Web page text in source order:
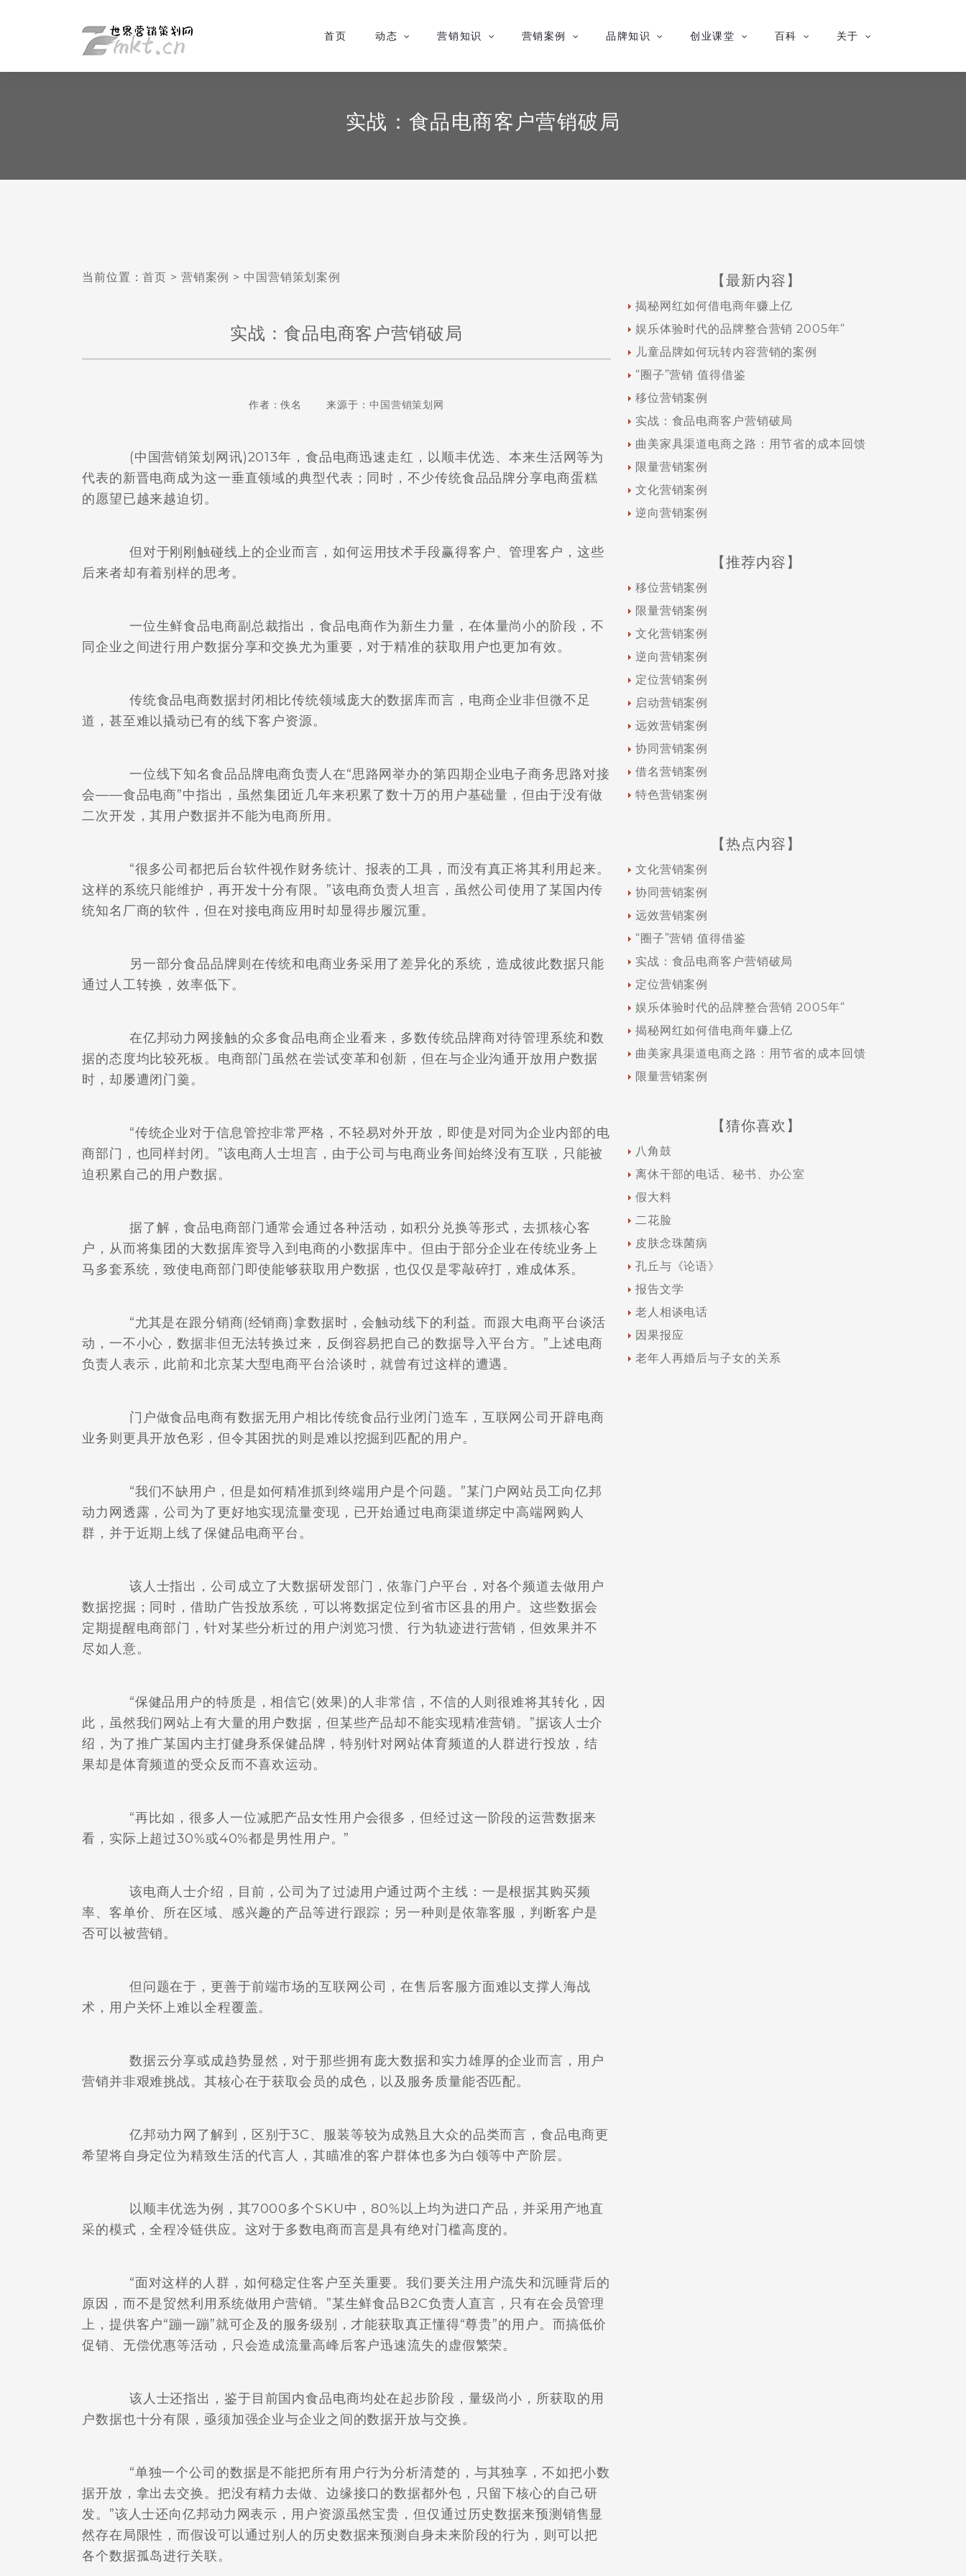
首页 动态 营销知识 营销案例 品牌知识 创业课堂 百科 关于
实战：食品电商客户营销破局
当前位置：首页 > 营销案例 > 中国营销策划案例
实战：食品电商客户营销破局
作者：佚名 来源于： 中国营销策划网
(中国营销策划网讯)2013年，食品电商迅速走红，以顺丰优选、本来生活网等为
代表的新晋电商成为这一垂直领域的典型代表；同时，不少传统食品品牌分享电商蛋糕
的愿望已越来越迫切。
但对于刚刚触碰线上的企业而言，如何运用技术手段赢得客户、管理客户，这些
后来者却有着别样的思考。
一位生鲜食品电商副总裁指出，食品电商作为新生力量，在体量尚小的阶段，不
同企业之间进行用户数据分享和交换尤为重要，对于精准的获取用户也更加有效。
传统食品电商数据封闭相比传统领域庞大的数据库而言，电商企业非但微不足
道，甚至难以撬动已有的线下客户资源。
一位线下知名食品品牌电商负责人在“思路网举办的第四期企业电子商务思路对接
会——食品电商”中指出，虽然集团近几年来积累了数十万的用户基础量，但由于没有做
二次开发，其用户数据并不能为电商所用。
“很多公司都把后台软件视作财务统计、报表的工具，而没有真正将其利用起来。
这样的系统只能维护，再开发十分有限。”该电商负责人坦言，虽然公司使用了某国内传
统知名厂商的软件，但在对接电商应用时却显得步履沉重。
另一部分食品品牌则在传统和电商业务采用了差异化的系统，造成彼此数据只能
通过人工转换，效率低下。
在亿邦动力网接触的众多食品电商企业看来，多数传统品牌商对待管理系统和数
据的态度均比较死板。电商部门虽然在尝试变革和创新，但在与企业沟通开放用户数据
时，却屡遭闭门羹。
“传统企业对于信息管控非常严格，不轻易对外开放，即使是对同为企业内部的电
商部门，也同样封闭。”该电商人士坦言，由于公司与电商业务间始终没有互联，只能被
迫积累自己的用户数据。
据了解，食品电商部门通常会通过各种活动，如积分兑换等形式，去抓核心客
户，从而将集团的大数据库资导入到电商的小数据库中。但由于部分企业在传统业务上
马多套系统，致使电商部门即使能够获取用户数据，也仅仅是零敲碎打，难成体系。
“尤其是在跟分销商(经销商)拿数据时，会触动线下的利益。而跟大电商平台谈活
动，一不小心，数据非但无法转换过来，反倒容易把自己的数据导入平台方。”上述电商
负责人表示，此前和北京某大型电商平台洽谈时，就曾有过这样的遭遇。
门户做食品电商有数据无用户相比传统食品行业闭门造车，互联网公司开辟电商
业务则更具开放色彩，但令其困扰的则是难以挖掘到匹配的用户。
“我们不缺用户，但是如何精准抓到终端用户是个问题。”某门户网站员工向亿邦
动力网透露，公司为了更好地实现流量变现，已开始通过电商渠道绑定中高端网购人
群，并于近期上线了保健品电商平台。
该人士指出，公司成立了大数据研发部门，依靠门户平台，对各个频道去做用户
数据挖掘；同时，借助广告投放系统，可以将数据定位到省市区县的用户。这些数据会
定期提醒电商部门，针对某些分析过的用户浏览习惯、行为轨迹进行营销，但效果并不
尽如人意。
“保健品用户的特质是，相信它(效果)的人非常信，不信的人则很难将其转化，因
此，虽然我们网站上有大量的用户数据，但某些产品却不能实现精准营销。”据该人士介
绍，为了推广某国内主打健身系保健品牌，特别针对网站体育频道的人群进行投放，结
果却是体育频道的受众反而不喜欢运动。
“再比如，很多人一位减肥产品女性用户会很多，但经过这一阶段的运营数据来
看，实际上超过30%或40%都是男性用户。”
该电商人士介绍，目前，公司为了过滤用户通过两个主线：一是根据其购买频
率、客单价、所在区域、感兴趣的产品等进行跟踪；另一种则是依靠客服，判断客户是
否可以被营销。
但问题在于，更善于前端市场的互联网公司，在售后客服方面难以支撑人海战
术，用户关怀上难以全程覆盖。
数据云分享或成趋势显然，对于那些拥有庞大数据和实力雄厚的企业而言，用户
营销并非艰难挑战。其核心在于获取会员的成色，以及服务质量能否匹配。
亿邦动力网了解到，区别于3C、服装等较为成熟且大众的品类而言，食品电商更
希望将自身定位为精致生活的代言人，其瞄准的客户群体也多为白领等中产阶层。
以顺丰优选为例，其7000多个SKU中，80%以上均为进口产品，并采用产地直
采的模式，全程冷链供应。这对于多数电商而言是具有绝对门槛高度的。
“面对这样的人群，如何稳定住客户至关重要。我们要关注用户流失和沉睡背后的
原因，而不是贸然利用系统做用户营销。”某生鲜食品B2C负责人直言，只有在会员管理
上，提供客户“蹦一蹦”就可企及的服务级别，才能获取真正懂得“尊贵”的用户。而搞低价
促销、无偿优惠等活动，只会造成流量高峰后客户迅速流失的虚假繁荣。
该人士还指出，鉴于目前国内食品电商均处在起步阶段，量级尚小，所获取的用
户数据也十分有限，亟须加强企业与企业之间的数据开放与交换。
“单独一个公司的数据是不能把所有用户行为分析清楚的，与其独享，不如把小数
据开放，拿出去交换。把没有精力去做、边缘接口的数据都外包，只留下核心的自己研
发。”该人士还向亿邦动力网表示，用户资源虽然宝贵，但仅通过历史数据来预测销售显
然存在局限性，而假设可以通过别人的历史数据来预测自身未来阶段的行为，则可以把
各个数据孤岛进行关联。
【最新内容】
揭秘网红如何借电商年赚上亿
娱乐体验时代的品牌整合营销 2005年“
儿童品牌如何玩转内容营销的案例
“圈子”营销 值得借鉴
移位营销案例
实战：食品电商客户营销破局
曲美家具渠道电商之路：用节省的成本回馈
限量营销案例
文化营销案例
逆向营销案例
【推荐内容】
移位营销案例
限量营销案例
文化营销案例
逆向营销案例
定位营销案例
启动营销案例
远效营销案例
协同营销案例
借名营销案例
特色营销案例
【热点内容】
文化营销案例
协同营销案例
远效营销案例
“圈子”营销 值得借鉴
实战：食品电商客户营销破局
定位营销案例
娱乐体验时代的品牌整合营销 2005年“
揭秘网红如何借电商年赚上亿
曲美家具渠道电商之路：用节省的成本回馈
限量营销案例
【猜你喜欢】
八角鼓
离休干部的电话、秘书、办公室
假大料
二花脸
皮肤念珠菌病
孔丘与《论语》
报告文学
老人相谈电话
因果报应
老年人再婚后与子女的关系